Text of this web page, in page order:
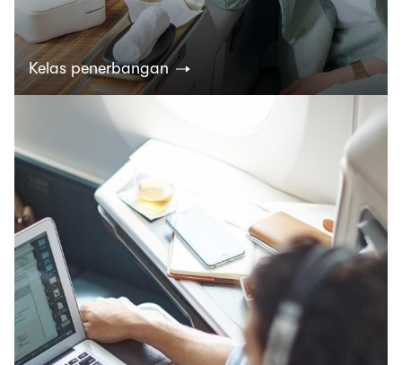
Kelas penerbangan